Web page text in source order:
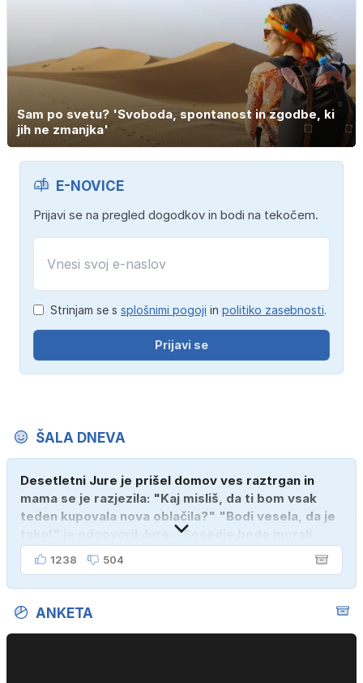
Sam po svetu? 'Svoboda, spontanost in zgodbe, ki
jih ne zmanjka'
E-NOVICE
Prijavi se na pregled dogodkov in bodi na tekočem.
Strinjam se s splošnimi pogoji in politiko zasebnosti.
Prijavi se
ŠALA DNEVA
Desetletni Jure je prišel domov ves raztrgan in
mama se je razjezila: "Kaj misliš, da ti bom vsak
teden kupovala nova oblačila?" "Bodi vesela, da je
tako!" je odgovoril Jure. "Sosedje bodo morali
kupiti novega sina, tako sem ga prebutal!"
1238 504
ANKETA